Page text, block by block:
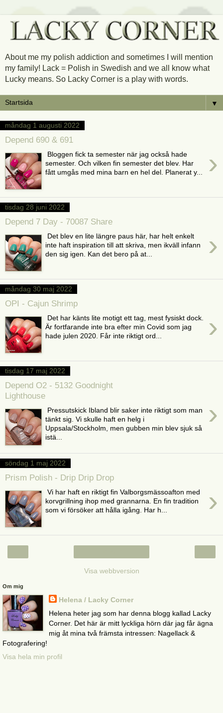
About me my polish addiction and sometimes I will mention
my family! Lack = Polish in Swedish and we all know what
Lucky means. So Lacky Corner is a play with words.
▼
måndag 1 augusti 2022
Depend 690 & 691
›
Bloggen fick ta semester när jag också hade
semester. Och vilken fin semester det blev. Har
fått umgås med mina barn en hel del. Planerat y...
tisdag 28 juni 2022
Depend 7 Day - 70087 Share
›
Det blev en lite längre paus här, har helt enkelt
inte haft inspiration till att skriva, men ikväll infann
den sig igen. Kan det bero på at...
måndag 30 maj 2022
OPI - Cajun Shrimp
›
Det har känts lite motigt ett tag, mest fysiskt dock.
Är fortfarande inte bra efter min Covid som jag
hade julen 2020. Får inte riktigt ord...
tisdag 17 maj 2022
Depend O2 - 5132 Goodnight
Lighthouse
›
Pressutskick Ibland blir saker inte riktigt som man
tänkt sig. Vi skulle haft en helg i
Uppsala/Stockholm, men gubben min blev sjuk så
istä...
söndag 1 maj 2022
Prism Polish - Drip Drip Drop
›
Vi har haft en riktigt fin Valborgsmässoafton med
korvgrillning ihop med grannarna. En fin tradition
som vi försöker att hålla igång. Har h...
Visa webbversion
Om mig
Helena / Lacky Corner
Helena heter jag som har denna blogg kallad Lacky
Corner. Det här är mitt lyckliga hörn där jag får ägna
mig åt mina två främsta intressen: Nagellack &
Fotografering!
Visa hela min profil